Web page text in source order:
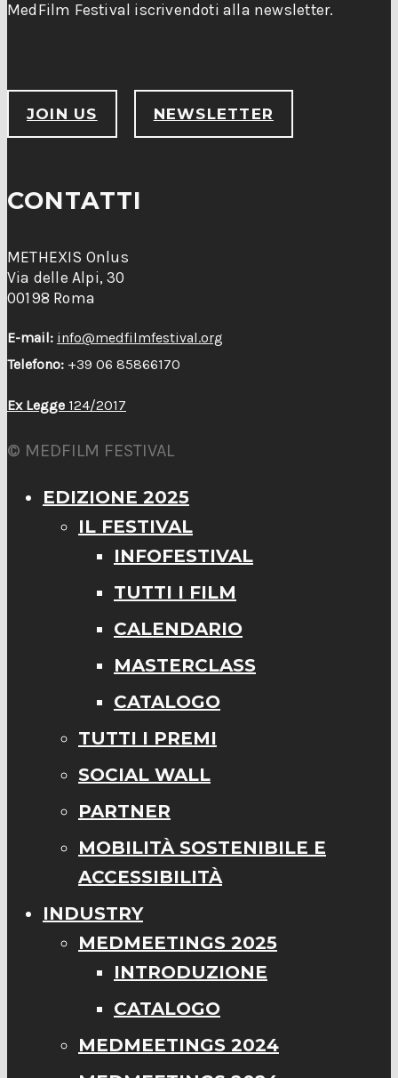
MedFilm Festival iscrivendoti alla newsletter.
JOIN US NEWSLETTER
CONTATTI
METHEXIS Onlus
Via delle Alpi, 30
00198 Roma
E-mail: info@medfilmfestival.org
Telefono: +39 06 85866170
Ex Legge 124/2017
© MEDFILM FESTIVAL
EDIZIONE 2025
IL FESTIVAL
INFOFESTIVAL
TUTTI I FILM
CALENDARIO
MASTERCLASS
CATALOGO
TUTTI I PREMI
SOCIAL WALL
PARTNER
MOBILITÀ SOSTENIBILE E
ACCESSIBILITÀ
INDUSTRY
MEDMEETINGS 2025
INTRODUZIONE
CATALOGO
MEDMEETINGS 2024